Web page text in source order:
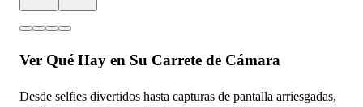
Ver Qué Hay en Su Carrete de Cámara
Desde selfies divertidos hasta capturas de pantalla arriesgadas,